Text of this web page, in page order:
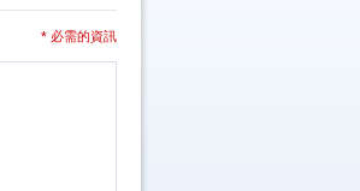
* 必需的資訊